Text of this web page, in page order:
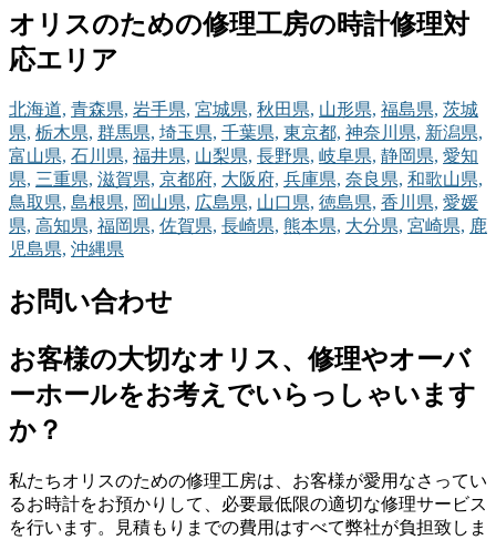
オリスのための修理工房の時計修理対
応エリア
北海道, 青森県, 岩手県, 宮城県, 秋田県, 山形県, 福島県, 茨城
県, 栃木県, 群馬県, 埼玉県, 千葉県, 東京都, 神奈川県, 新潟県,
富山県, 石川県, 福井県, 山梨県, 長野県, 岐阜県, 静岡県, 愛知
県, 三重県, 滋賀県, 京都府, 大阪府, 兵庫県, 奈良県, 和歌山県,
鳥取県, 島根県, 岡山県, 広島県, 山口県, 徳島県, 香川県, 愛媛
県, 高知県, 福岡県, 佐賀県, 長崎県, 熊本県, 大分県, 宮崎県, 鹿
児島県, 沖縄県
お問い合わせ
お客様の大切なオリス、修理やオーバ
ーホールをお考えでいらっしゃいます
か？
私たちオリスのための修理工房は、お客様が愛用なさってい
るお時計をお預かりして、必要最低限の適切な修理サービス
を行います。見積もりまでの費用はすべて弊社が負担致しま